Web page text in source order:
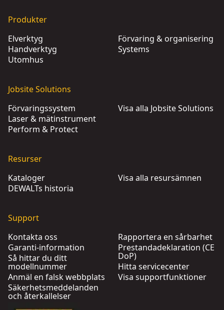
Produkter
Elverktyg
Handverktyg
Utomhus
Förvaring & organisering
Systems
Jobsite Solutions
Förvaringssystem
Laser & mätinstrument
Perform & Protect
Visa alla Jobsite Solutions
Resurser
Kataloger
DEWALTs historia
Visa alla resursämnen
Support
Kontakta oss
Garanti-information
Så hittar du ditt
modellnummer
Anmäl en falsk webbplats
Säkerhetsmeddelanden
och återkallelser
Rapportera en sårbarhet
Prestandadeklaration (CE
DoP)
Hitta servicecenter
Visa supportfunktioner